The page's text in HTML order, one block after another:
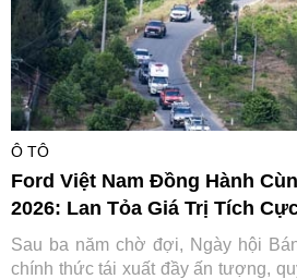
Ô TÔ
Ford Việt Nam Đồng Hành
2026: Lan Tỏa Giá Trị Tích
Sau ba năm chờ đợi, Ngày hội
chính thức tái xuất đầy ấn tượng,